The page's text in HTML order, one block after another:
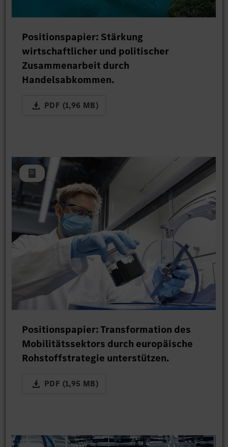
Positionspapier: Stärkung
wirtschaftlicher und politischer
Zusammenarbeit durch
Handelsabkommen.
PDF (1,96 MB)
Positionspapier: Transformation des
Mobilitätssektors durch europäische
Rohstoffstrategie unterstützen.
PDF (1,95 MB)